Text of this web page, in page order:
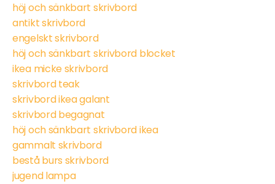
höj och sänkbart skrivbord
antikt skrivbord
engelskt skrivbord
höj och sänkbart skrivbord blocket
ikea micke skrivbord
skrivbord teak
skrivbord ikea galant
skrivbord begagnat
höj och sänkbart skrivbord ikea
gammalt skrivbord
bestå burs skrivbord
jugend lampa